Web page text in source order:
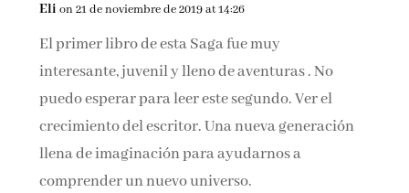
Eli on 21 de noviembre de 2019 at 14:26
El primer libro de esta Saga fue muy
interesante, juvenil y lleno de aventuras . No
puedo esperar para leer este segundo. Ver el
crecimiento del escritor. Una nueva generación
llena de imaginación para ayudarnos a
comprender un nuevo universo.